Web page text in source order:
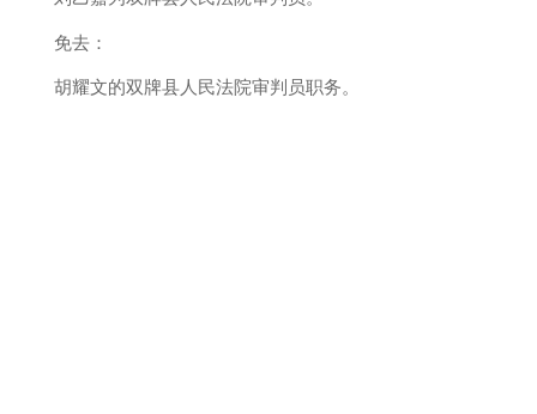
免去：
胡耀文的双牌县人民法院审判员职务。